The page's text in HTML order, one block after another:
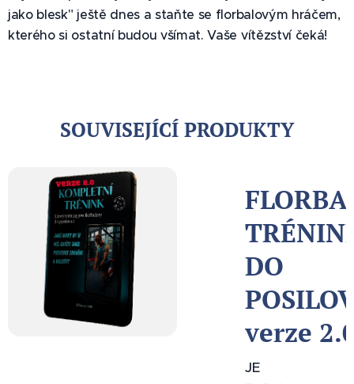
jako blesk" ještě dnes a staňte se florbalovým hráčem,
kterého si ostatní budou všímat. Vaše vítězství čeká!
SOUVISEJÍCÍ PRODUKTY
DO
verze
JE